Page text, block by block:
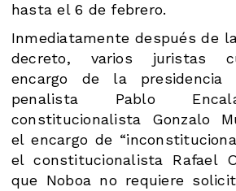
hasta el 6 de febrero.
Inmediatamente después de
decreto, varios juristas
encargo de la
penalista Pablo
constitucionalista Gonzalo
el encargo de
el constitucionalista Rafael
que Noboa no requiere